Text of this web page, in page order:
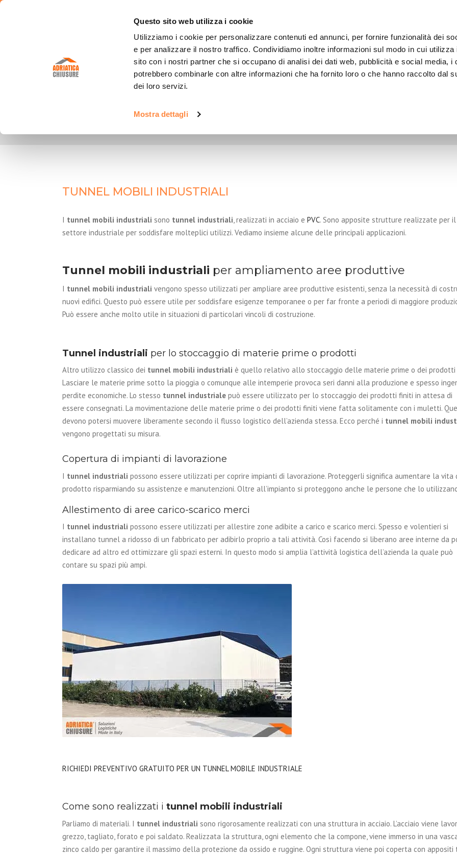
Questo sito web utilizza i cookie
Utilizziamo i cookie per personalizzare contenuti ed annunci, per fornire funzionalità dei
e per analizzare il nostro traffico. Condividiamo inoltre informazioni sul modo in cui utilizza
sito con i nostri partner che si occupano di analisi dei dati web, pubblicità e social media, i
potrebbero combinarle con altre informazioni che ha fornito loro o che hanno raccolto dal
dei loro servizi.
Mostra dettagli
Dove Lavoriamo
Europa
0733.616879
AZIENDA
Perché scegliere Adriatica
Risorse video
CAPANNONI
Capannoni Mobili
Capannoni retrattili
Capannoni agricoli
TUNNEL
Coperture Mobili
Tunnel Mobili Indipendenti
Tunnel Mobili Laterali
Tunnel Smart
Tunnel carico scarico
Tunnel Personalizzati
TETTOIE
Tettoie Agricole
CHIUSURE
Portoni Sezionali Industriali
SCAFFALI
Scaffali per coperture
mobili
ALTRI
Divisori in PVC
Tunnel mobili industriali
TUNNEL MOBILI INDUSTRIALI
I tunnel mobili industriali sono tunnel industriali, realizzati in acciaio e PVC. Sono apposite strutture realizzate per il
settore industriale per soddisfare molteplici utilizzi. Vediamo insieme alcune delle principali applicazioni.
Tunnel mobili industriali per ampliamento aree produttive
I tunnel mobili industriali vengono spesso utilizzati per ampliare aree produttive esistenti, senza la necessità di
nuovi edifici. Questo può essere utile per soddisfare esigenze temporanee o per far fronte a periodi di maggiore
Può essere anche molto utile in situazioni di particolari vincoli di costruzione.
Tunnel industriali per lo stoccaggio di materie prime o prodotti
Altro utilizzo classico dei tunnel mobili industriali è quello relativo allo stoccaggio delle materie prime o dei prodotti
Lasciare le materie prime sotto la pioggia o comunque alle intemperie provoca seri danni alla produzione e spesso
perdite economiche. Lo stesso tunnel industriale può essere utilizzato per lo stoccaggio dei prodotti finiti in attesa di
essere consegnati. La movimentazione delle materie prime o dei prodotti finiti viene fatta solitamente con i muletti.
devono potersi muovere liberamente secondo il flusso logistico dell’azienda stessa. Ecco perché i tunnel mobili
vengono progettati su misura.
Copertura di impianti di lavorazione
I tunnel industriali possono essere utilizzati per coprire impianti di lavorazione. Proteggerli significa aumentare la vita
prodotto risparmiando su assistenze e manutenzioni. Oltre all’impianto si proteggono anche le persone che lo
Allestimento di aree carico-scarico merci
I tunnel industriali possono essere utilizzati per allestire zone adibite a carico e scarico merci. Spesso e volentieri si
installano tunnel a ridosso di un fabbricato per adibirlo proprio a tali attività. Così facendo si liberano aree interne da
dedicare ad altro ed ottimizzare gli spazi esterni. In questo modo si amplia l’attività logistica dell’azienda la quale può
contare su spazi più ampi.
RICHIEDI PREVENTIVO GRATUITO PER UN TUNNEL MOBILE INDUSTRIALE
Come sono realizzati i tunnel mobili industriali
Parliamo di materiali. I tunnel industriali sono rigorosamente realizzati con una struttura in acciaio. L’acciaio viene
grezzo, tagliato, forato e poi saldato. Realizzata la struttura, ogni elemento che la compone, viene immerso in una
zinco caldo per garantire il massimo della protezione da ossido e ruggine. Ogni struttura viene poi coperta con appositi